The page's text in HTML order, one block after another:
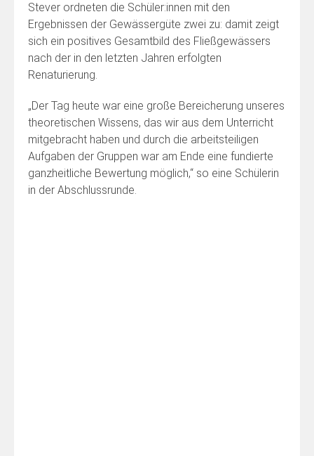
Stever ordneten die Schüler:innen mit den
Ergebnissen der Gewässergüte zwei zu: damit zeigt
sich ein positives Gesamtbild des Fließgewässers
nach der in den letzten Jahren erfolgten
Renaturierung.
„Der Tag heute war eine große Bereicherung unseres
theoretischen Wissens, das wir aus dem Unterricht
mitgebracht haben und durch die arbeitsteiligen
Aufgaben der Gruppen war am Ende eine fundierte
ganzheitliche Bewertung möglich,“ so eine Schülerin
in der Abschlussrunde.